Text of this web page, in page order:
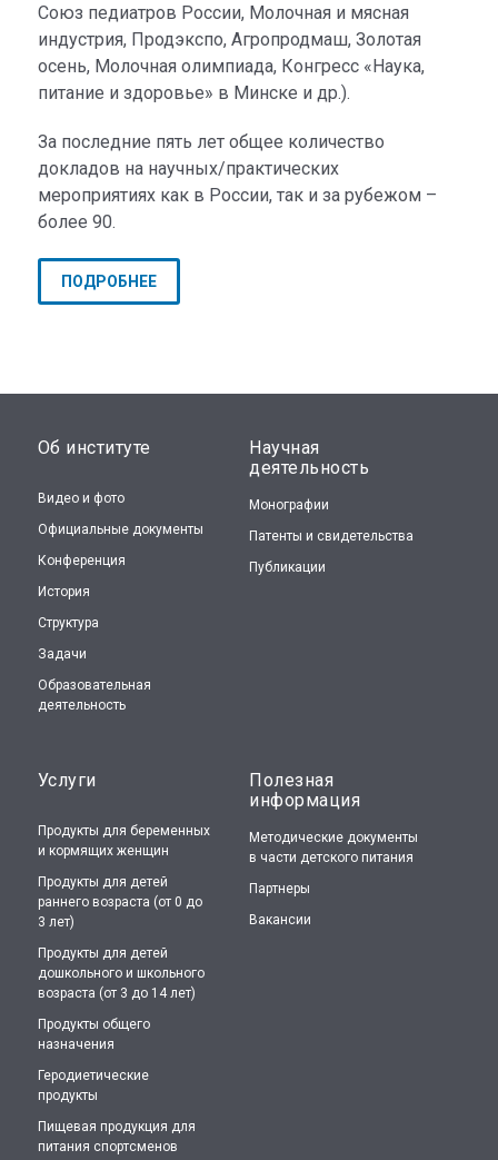
Союз педиатров России, Молочная и мясная
индустрия, Продэкспо, Агропродмаш, Золотая
осень, Молочная олимпиада, Конгресс «Наука,
питание и здоровье» в Минске и др.).
За последние пять лет общее количество
докладов на научных/практических
мероприятиях как в России, так и за рубежом –
более 90.
ПОДРОБНЕЕ
Об институте
Видео и фото
Официальные документы
Конференция
История
Структура
Задачи
Образовательная
деятельность
Научная
деятельность
Монографии
Патенты и свидетельства
Публикации
Услуги
Продукты для беременных
и кормящих женщин
Продукты для детей
раннего возраста (от 0 до
3 лет)
Продукты для детей
дошкольного и школьного
возраста (от 3 до 14 лет)
Продукты общего
назначения
Геродиетические
продукты
Пищевая продукция для
питания спортсменов
Полезная
информация
Методические документы
в части детского питания
Партнеры
Вакансии